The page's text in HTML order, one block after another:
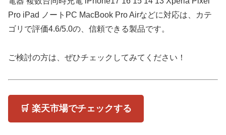
Pro iPad ノートPC MacBook Pro Airなどに対応は、カテ
ゴリで評価4.6/5.0の、信頼できる製品です。
ご検討の方は、ぜひチェックしてみてください！
🛒 楽天市場でチェックする